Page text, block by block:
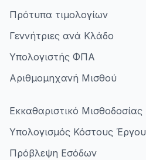
Πρότυπα τιμολογίων
Γεννήτριες ανά Κλάδο
Υπολογιστής ΦΠΑ
Αριθμομηχανή Μισθού
Εκκαθαριστικό Μισθοδοσίας
Υπολογισμός Κόστους Έργου
Πρόβλεψη Εσόδων